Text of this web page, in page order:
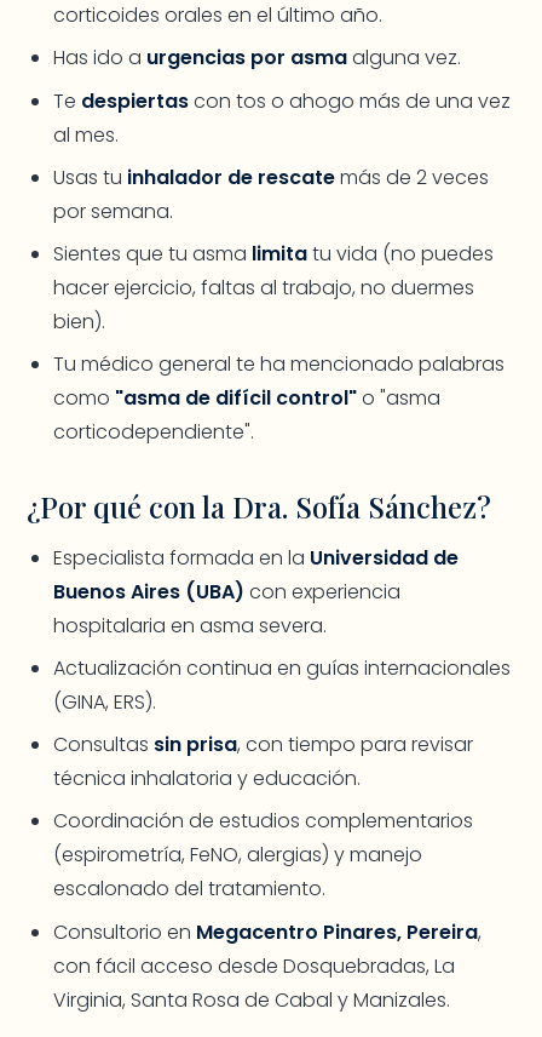
corticoides orales en el último año.
Has ido a urgencias por asmaalguna vez.
Te despiertascon tos o ahogo más de una vez
al mes.
Usas tu inhalador de rescatemás de 2 veces
por semana.
Sientes que tu asma limitatu vida (no puedes
hacer ejercicio, faltas al trabajo, no duermes
bien).
Tu médico general te ha mencionado palabras
como "asma de difícil control"o "asma
corticodependiente".
¿Por qué con la Dra. Sofía Sánchez?
Especialista formada en la Universidad de
Buenos Aires (UBA) con experiencia
hospitalaria en asma severa.
Actualización continua en guías internacionales
(GINA, ERS).
Consultas sin prisa, con tiempo para revisar
técnica inhalatoria y educación.
Coordinación de estudios complementarios
(espirometría, FeNO, alergias) y manejo
escalonado del tratamiento.
Consultorio en Megacentro Pinares, Pereira,
con fácil acceso desde Dosquebradas, La
Virginia, Santa Rosa de Cabal y Manizales.